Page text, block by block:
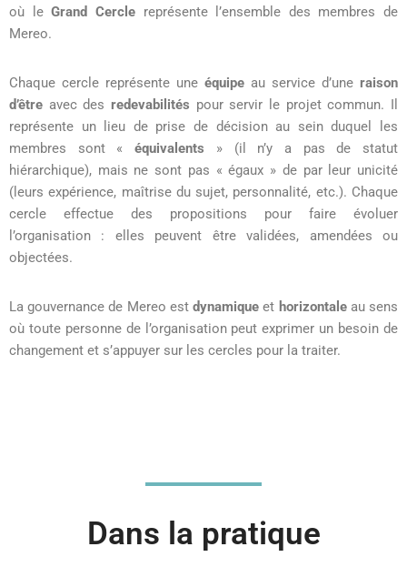
où leGrand Cerclereprésente l’ensemble des membres de
Mereo.
Chaque cercle représente une équipe au service d’une raison
d’être avec des redevabilités pour servir le projet commun. Il
représente un lieu de prise de décision au sein duquel les
membres sont «équivalents » (il n’y a pas de statut
hiérarchique), mais ne sont pas « égaux » de par leur unicité
(leurs expérience, maîtrise du sujet, personnalité, etc.). Chaque
cercle effectue des propositions pour faire évoluer
l’organisation : elles peuvent être validées, amendées ou
objectées.
La gouvernance de Mereo estdynamiqueet horizontale au sens
où toute personne de l’organisation peut exprimer un besoin de
changement et s’appuyer sur les cercles pour la traiter.
Dans la pratique